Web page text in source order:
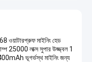
ওয়াটারপ্রুফ মাইনিং হেড
25000 লাক্স সুপার উজ্জ্বল 1
ভূগর্ভস্থ মাইনিং জন্য